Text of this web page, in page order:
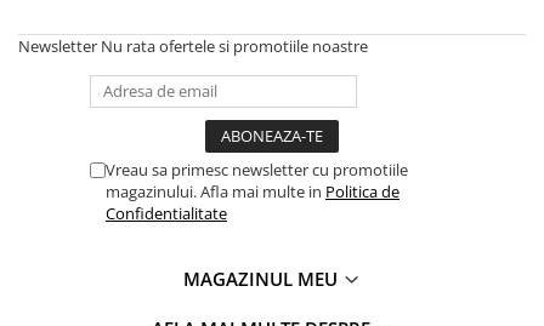
Newsletter Nu rata ofertele si promotiile noastre
Vreau sa primesc newsletter cu promotiile
magazinului. Afla mai multe in Politica de
Confidentialitate
MAGAZINUL MEU